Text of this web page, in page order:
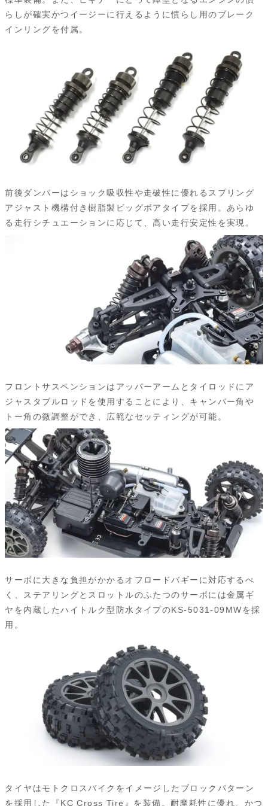
らしが確実かつイージーに行えるように慣らし用のブレーク
インリングを付属。
前後ダンパーはショック吸収性や走破性に優れるスプリング
アジャスト機構付き樹脂製ビッグボアタイプを採用。あらゆ
る走行シチュエーションに応じて、高い走行安定性を実現。
フロントサスペンションはアッパーアームとタイロッドにア
ジャスタブルロッドを使用することにより、キャンバー角や
トー角の微調整ができ、広範なセッティングが可能。
サーボに大きな負担がかかるオフロードバギーに対応するべ
く、ステアリングとスロットルのふたつのサーボには金属ギ
ヤを内蔵したハイトルク型防水タイプのKS-5031-09MWを採
用。
タイヤはモトクロスバイクをイメージしたブロックパターン
を採用した『KC Cross Tire』を装備。耐摩耗性に優れ、かつ